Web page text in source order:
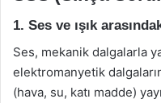
1. Ses ve ışık
Ses, mekanik dalgalarla
elektromanyetik
(hava, su, katı madde)